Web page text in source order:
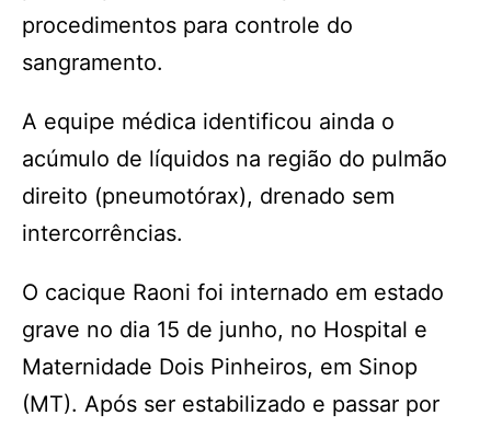
procedimentos para controle do
sangramento.
A equipe médica identificou ainda o
acúmulo de líquidos na região do pulmão
direito (pneumotórax), drenado sem
intercorrências.
O cacique Raoni foi internado em estado
grave no dia 15 de junho, no Hospital e
Maternidade Dois Pinheiros, em Sinop
(MT). Após ser estabilizado e passar por